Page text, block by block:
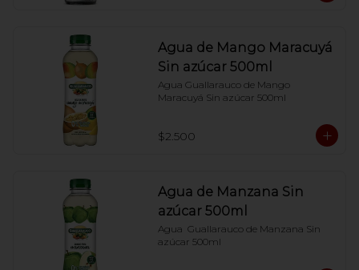
Agua de Mango Maracuyá
Sin azúcar 500ml
Agua Guallarauco de Mango
Maracuyá Sin azúcar 500ml
$2.500
Agua de Manzana Sin
azúcar 500ml
Agua  Guallarauco de Manzana Sin
azúcar 500ml